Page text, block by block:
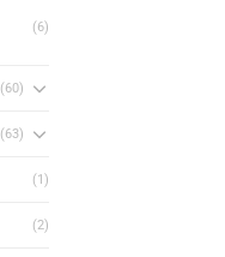
(6)
(60)
(63)
(1)
(2)